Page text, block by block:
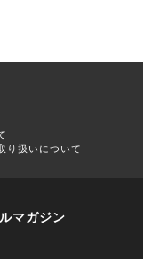
り扱いについて
マガジン